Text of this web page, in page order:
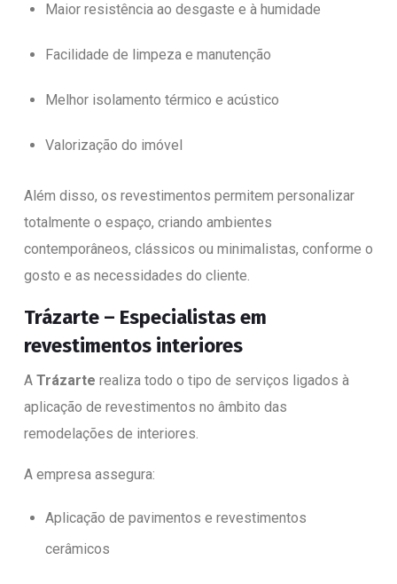
Maior resistência ao desgaste e à humidade
Facilidade de limpeza e manutenção
Melhor isolamento térmico e acústico
Valorização do imóvel
Além disso, os revestimentos permitem personalizar
totalmente o espaço, criando ambientes
contemporâneos, clássicos ou minimalistas, conforme o
gosto e as necessidades do cliente.
Trázarte – Especialistas em
revestimentos interiores
A Trázarte realiza todo o tipo de serviços ligados à
aplicação de revestimentos no âmbito das
remodelações de interiores.
A empresa assegura:
Aplicação de pavimentos e revestimentos
cerâmicos